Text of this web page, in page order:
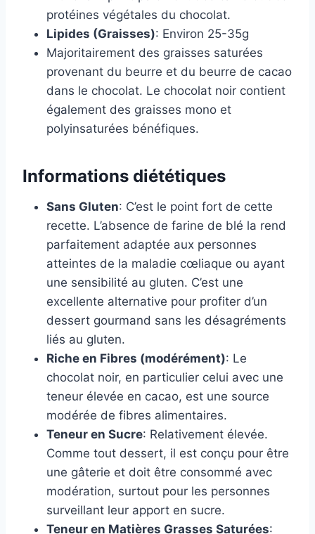
protéines végétales du chocolat.
Lipides (Graisses): Environ 25-35g
Majoritairement des graisses saturées
provenant du beurre et du beurre de cacao
dans le chocolat. Le chocolat noir contient
également des graisses mono et
polyinsaturées bénéfiques.
Informations diététiques
Sans Gluten: C’est le point fort de cette
recette. L’absence de farine de blé la rend
parfaitement adaptée aux personnes
atteintes de la maladie cœliaque ou ayant
une sensibilité au gluten. C’est une
excellente alternative pour profiter d’un
dessert gourmand sans les désagréments
liés au gluten.
Riche en Fibres (modérément): Le
chocolat noir, en particulier celui avec une
teneur élevée en cacao, est une source
modérée de fibres alimentaires.
Teneur en Sucre: Relativement élevée.
Comme tout dessert, il est conçu pour être
une gâterie et doit être consommé avec
modération, surtout pour les personnes
surveillant leur apport en sucre.
Teneur en Matières Grasses Saturées: